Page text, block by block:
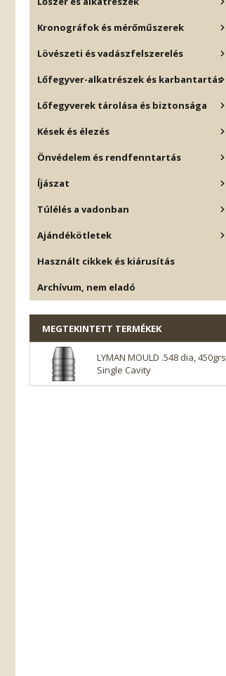
Kronográfok és mérőműszerek
Lövészeti és vadászfelszerelés
Lőfegyver-alkatrészek és karbantartás
Lőfegyverek tárolása és biztonsága
Kések és élezés
Önvédelem és rendfenntartás
Íjászat
Túlélés a vadonban
Ajándékötletek
Használt cikkek és kiárusítás
Archívum, nem eladó
MEGTEKINTETT TERMÉKEK
LYMAN MOULD .548 dia, 450grs
Single Cavity